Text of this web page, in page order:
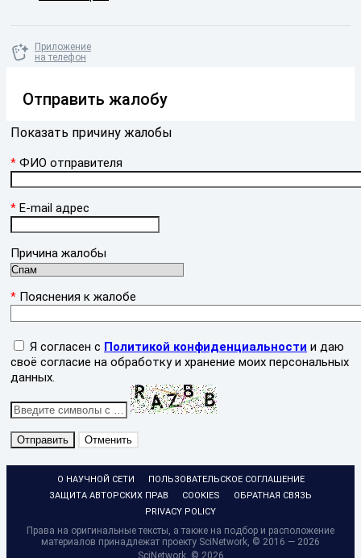
Приложение
на телефон
Отправить жалобу
Показать причину жалобы
* ФИО отправителя
* E-mail адрес
Причина жалобы
* Пояснения к жалобе
Я согласен c Политикой конфиденциальности и даю
своё согласие на обработку и хранение моих персональных
данных.
О НАУЧНОЙ СЕТИ
ПОЛЬЗОВАТЕЛЬСКОЕ СОГЛАШЕНИЕ
ЗАЩИТА АВТОРСКИХ ПРАВ
COOKIES
ОБРАТНАЯ СВЯЗЬ
PRIVACY POLICY
Права на оригинальные тексты, а также на подбор и расположение
материалов принадлежат проекту SciNetwork, © 2016 — 2026
SciNetwork, © 2026